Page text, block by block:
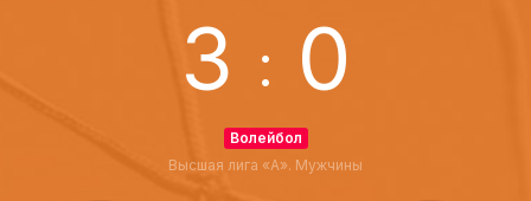
3 : 0
Волейбол
Высшая лига «А». Мужчины